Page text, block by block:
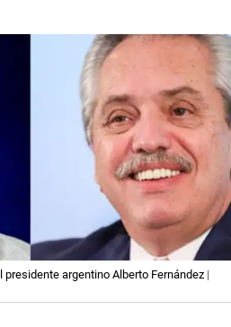
presidente argentino Alberto Fernández |